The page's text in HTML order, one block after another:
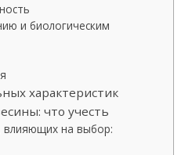
и биологическим
характеристик
что учесть
влияющих на выбор: